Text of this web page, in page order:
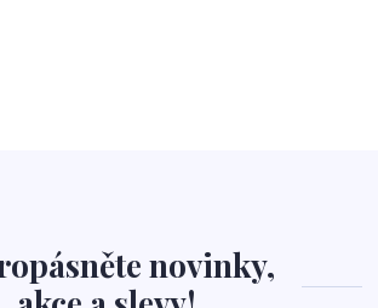
novinky,